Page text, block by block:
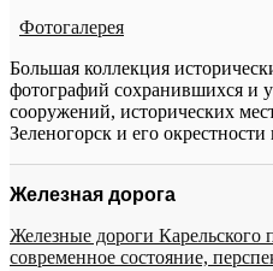
Фотогалерея
Большая коллекция
фотографий сохранившихся и
сооружений, исторических
Зеленогорск и его
Железная дорога
Железные дороги Карельского
современное состояние,